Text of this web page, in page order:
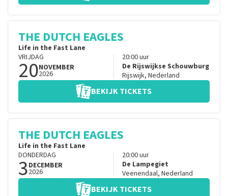
THE DUTCH EAGLES
Life in the Fast Lane
VRIJDAG
20NOVEMBER
2026
20:00uur
De Rijswijkse Schouwburg
Rijswijk, Nederland
BEKIJK TICKETS
THE DUTCH EAGLES
Life in the Fast Lane
DONDERDAG
3DECEMBER
2026
20:00uur
De Lampegiet
Veenendaal, Nederland
BEKIJK TICKETS